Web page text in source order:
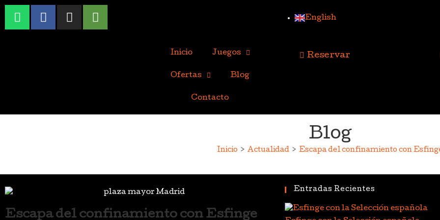
English
Inicio Juegos
Ofertas Blog
Contacto
Reservar
Blog
Inicio > Actualidad > Escapa del confinamiento con
Escapa del confinamiento con Esfinge
Entradas Recientes